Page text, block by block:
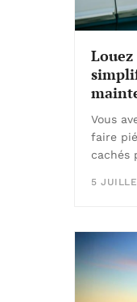
Vous
faire
cachés
5